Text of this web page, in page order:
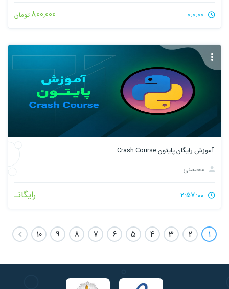
800,000تومان
آموزش رایگان پایتون Crash Course
محسنی
رایگانـ
1
2
3
4
5
6
7
8
9
10